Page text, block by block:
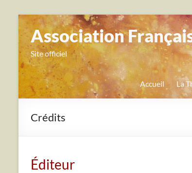
Aller
au
contenu
Association
Site officiel
Accueil La
Crédits
Éditeur